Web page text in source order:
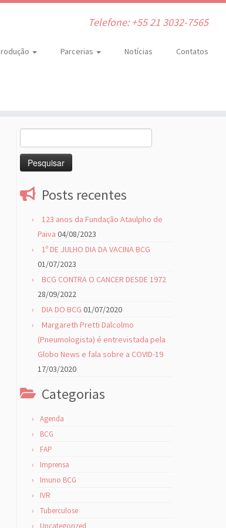
Telefone: +55 21 3032-7565
Parcerias Notícias Contatos
por:
Posts recentes
123 anos da Fundação Ataulpho de
Paiva 04/08/2023
1º DE JULHO DIA DA VACINA BCG
01/07/2023
BCG CONTRA O CANCER DESDE 1972
28/09/2022
DIA DO BCG 01/07/2020
Margareth Pretti Dalcolmo
(Pneumologista) é entrevistada pela
Globo News e fala sobre a COVID-19
17/03/2020
Categorias
Agenda
BCG
FAP
Imprensa
Imuno BCG
IVR
Tuberculose
Uncategorized